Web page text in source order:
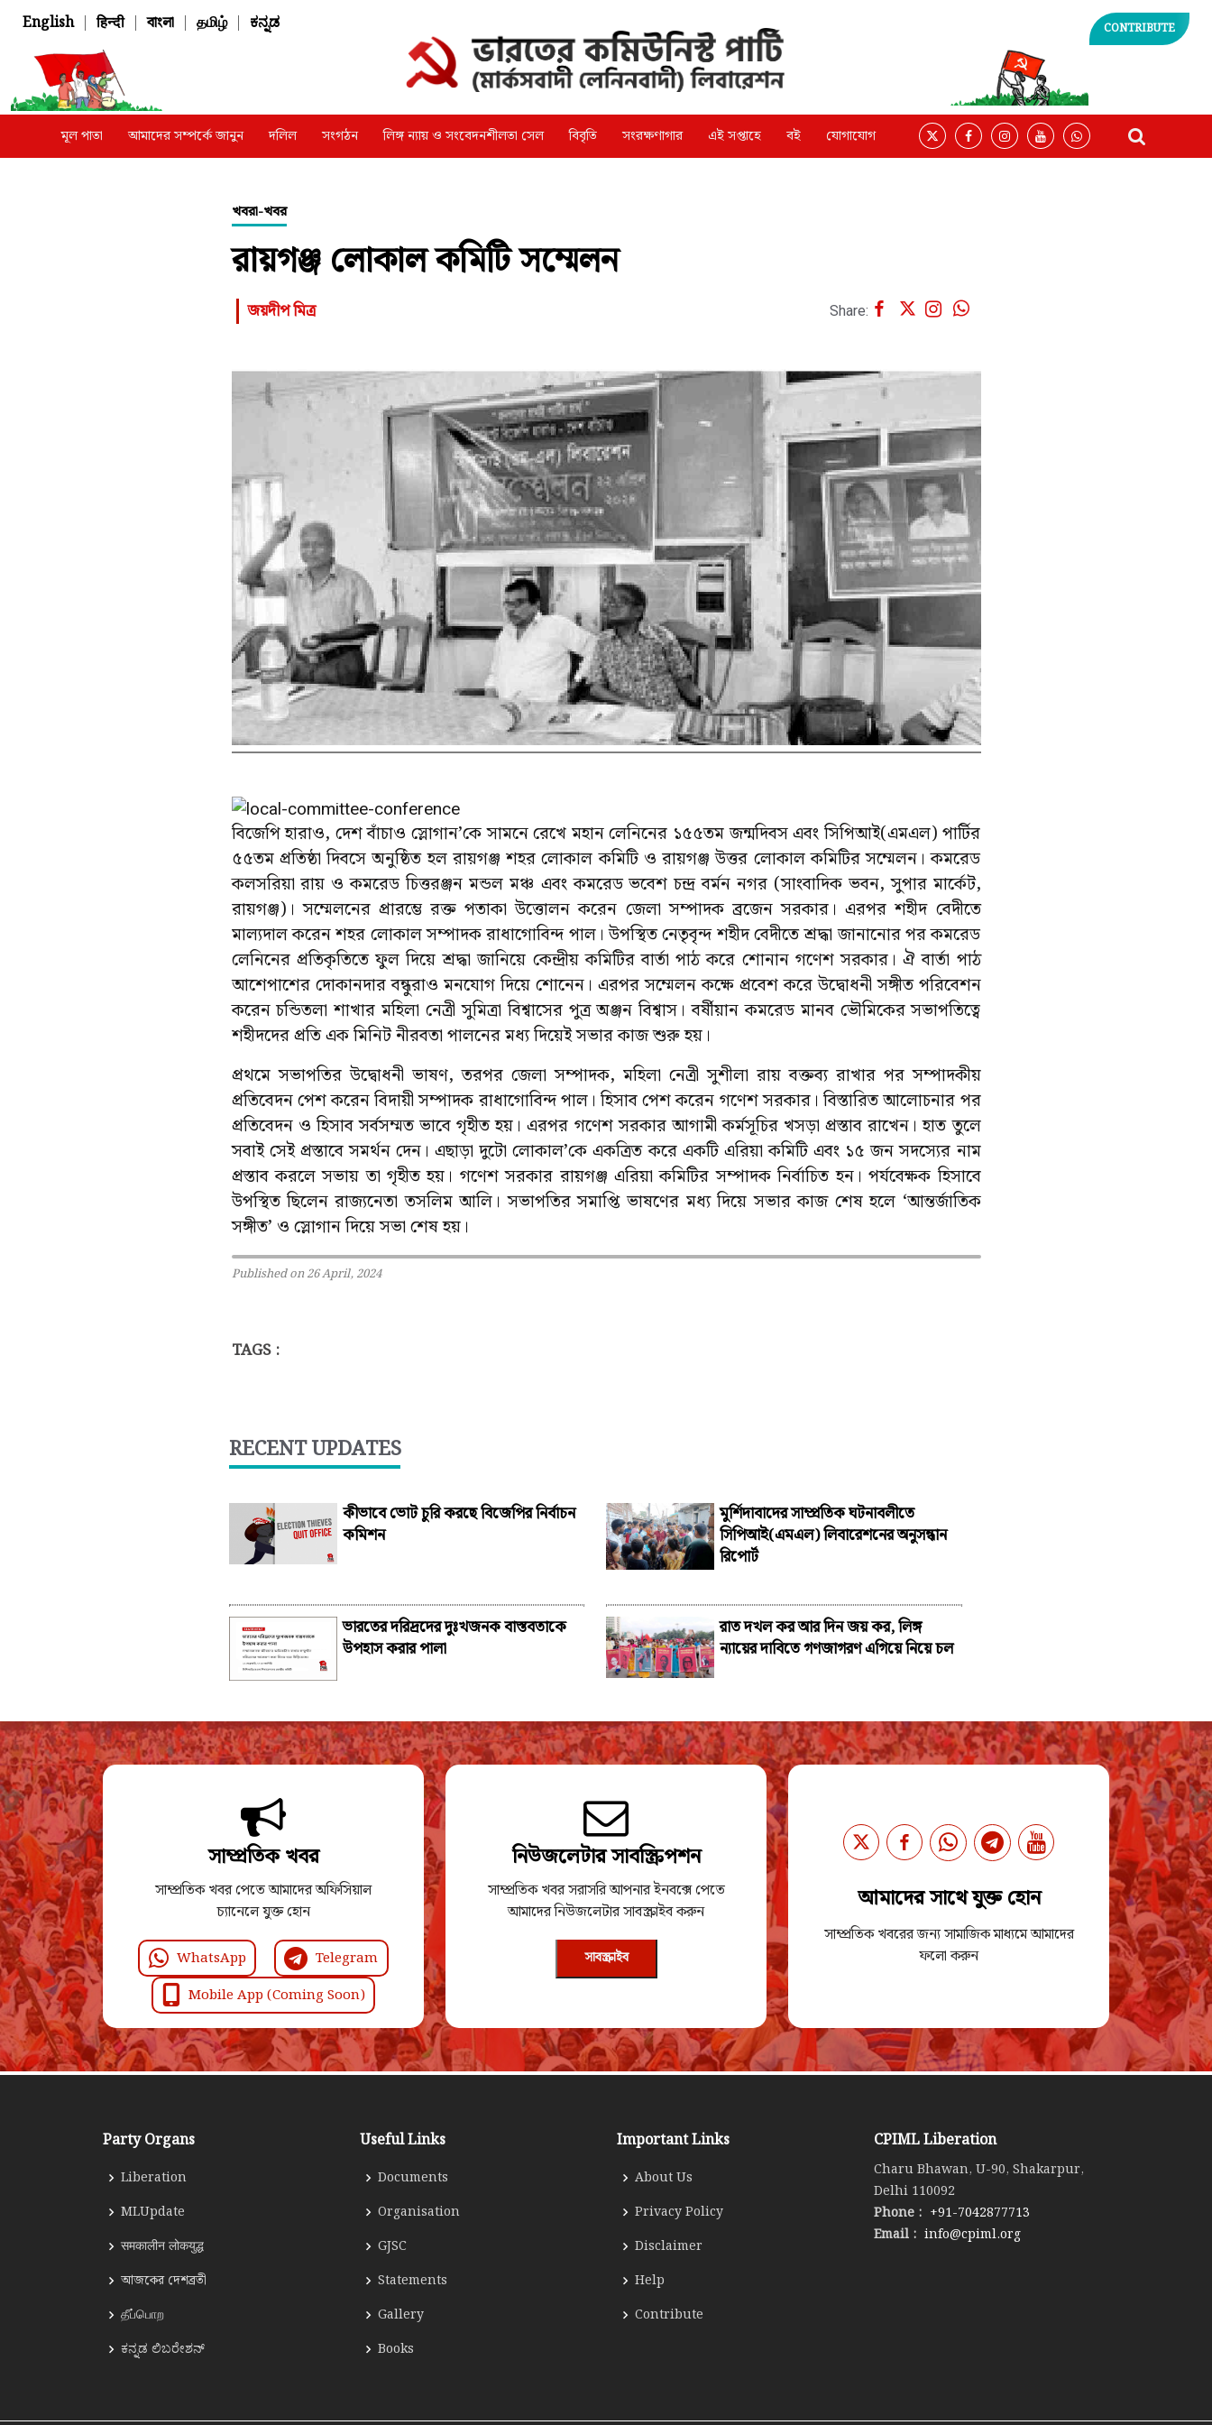
English | हिन्दी | বাংলা | தமிழ் | ಕನ್ನಡ CONTRIBUTE
মূল পাতা আমাদের সম্পর্কে জানুন দলিল সংগঠন লিঙ্গ ন্যায় ও সংবেদনশীলতা সেল বিবৃতি সংরক্ষণাগার এই সপ্তাহে বই যোগাযোগ
খবরা-খবর
রায়গঞ্জ লোকাল কমিটি সম্মেলন
জয়দীপ মিত্র Share:
বিজেপি হারাও, দেশ বাঁচাও স্লোগান’কে সামনে রেখে মহান লেনিনের ১৫৫তম জন্মদিবস এবং সিপিআই(এমএল) পার্টির
৫৫তম প্রতিষ্ঠা দিবসে অনুষ্ঠিত হল রায়গঞ্জ শহর লোকাল কমিটি ও রায়গঞ্জ উত্তর লোকাল কমিটির সম্মেলন। কমরেড
কলসরিয়া রায় ও কমরেড চিত্তরঞ্জন মন্ডল মঞ্চ এবং কমরেড ভবেশ চন্দ্র বর্মন নগর (সাংবাদিক ভবন, সুপার মার্কেট,
রায়গঞ্জ)। সম্মেলনের প্রারম্ভে রক্ত পতাকা উত্তোলন করেন জেলা সম্পাদক ব্রজেন সরকার। এরপর শহীদ বেদীতে
মাল্যদাল করেন শহর লোকাল সম্পাদক রাধাগোবিন্দ পাল। উপস্থিত নেতৃবৃন্দ শহীদ বেদীতে শ্রদ্ধা জানানোর পর কমরেড
লেনিনের প্রতিকৃতিতে ফুল দিয়ে শ্রদ্ধা জানিয়ে কেন্দ্রীয় কমিটির বার্তা পাঠ করে শোনান গণেশ সরকার। ঐ বার্তা পাঠ
আশেপাশের দোকানদার বন্ধুরাও মনযোগ দিয়ে শোনেন। এরপর সম্মেলন কক্ষে প্রবেশ করে উদ্বোধনী সঙ্গীত পরিবেশন
করেন চন্ডিতলা শাখার মহিলা নেত্রী সুমিত্রা বিশ্বাসের পুত্র অঞ্জন বিশ্বাস। বর্ষীয়ান কমরেড মানব ভৌমিকের সভাপতিত্বে
শহীদদের প্রতি এক মিনিট নীরবতা পালনের মধ্য দিয়েই সভার কাজ শুরু হয়।
প্রথমে সভাপতির উদ্বোধনী ভাষণ, তরপর জেলা সম্পাদক, মহিলা নেত্রী সুশীলা রায় বক্তব্য রাখার পর সম্পাদকীয়
প্রতিবেদন পেশ করেন বিদায়ী সম্পাদক রাধাগোবিন্দ পাল। হিসাব পেশ করেন গণেশ সরকার। বিস্তারিত আলোচনার পর
প্রতিবেদন ও হিসাব সর্বসম্মত ভাবে গৃহীত হয়। এরপর গণেশ সরকার আগামী কর্মসূচির খসড়া প্রস্তাব রাখেন। হাত তুলে
সবাই সেই প্রস্তাবে সমর্থন দেন। এছাড়া দুটো লোকাল’কে একত্রিত করে একটি এরিয়া কমিটি এবং ১৫ জন সদস্যের নাম
প্রস্তাব করলে সভায় তা গৃহীত হয়। গণেশ সরকার রায়গঞ্জ এরিয়া কমিটির সম্পাদক নির্বাচিত হন। পর্যবেক্ষক হিসাবে
উপস্থিত ছিলেন রাজ্যনেতা তসলিম আলি। সভাপতির সমাপ্তি ভাষণের মধ্য দিয়ে সভার কাজ শেষ হলে ‘আন্তর্জাতিক
সঙ্গীত’ ও স্লোগান দিয়ে সভা শেষ হয়।
Published on 26 April, 2024
TAGS :
RECENT UPDATES
কীভাবে ভোট চুরি করছে বিজেপির নির্বাচন
কমিশন
মুর্শিদাবাদের সাম্প্রতিক ঘটনাবলীতে
সিপিআই(এমএল) লিবারেশনের অনুসন্ধান
রিপোর্ট
ভারতের দরিদ্রদের দুঃখজনক বাস্তবতাকে
উপহাস করার পালা
রাত দখল কর আর দিন জয় কর, লিঙ্গ
ন্যায়ের দাবিতে গণজাগরণ এগিয়ে নিয়ে চল
সাম্প্রতিক খবর
সাম্প্রতিক খবর পেতে আমাদের অফিসিয়াল
চ্যানেলে যুক্ত হোন
WhatsApp
Telegram
Mobile App (Coming Soon)
নিউজলেটার সাবস্ক্রিপশন
সাম্প্রতিক খবর সরাসরি আপনার ইনবক্সে পেতে
আমাদের নিউজলেটার সাবস্ক্রাইব করুন
সাবস্ক্রাইব
আমাদের সাথে যুক্ত হোন
সাম্প্রতিক খবরের জন্য সামাজিক মাধ্যমে আমাদের
ফলো করুন
Party Organs
Liberation
MLUpdate
समकालीन लोकयुद्ध
আজকের দেশব্রতী
தீப்பொற
ಕನ್ನಡ ಲಿಬರೇಶನ್
Useful Links
Documents
Organisation
GJSC
Statements
Gallery
Books
Important Links
About Us
Privacy Policy
Disclaimer
Help
Contribute
CPIML Liberation
Charu Bhawan, U-90, Shakarpur,
Delhi 110092
Phone : +91-7042877713
Email : info@cpiml.org